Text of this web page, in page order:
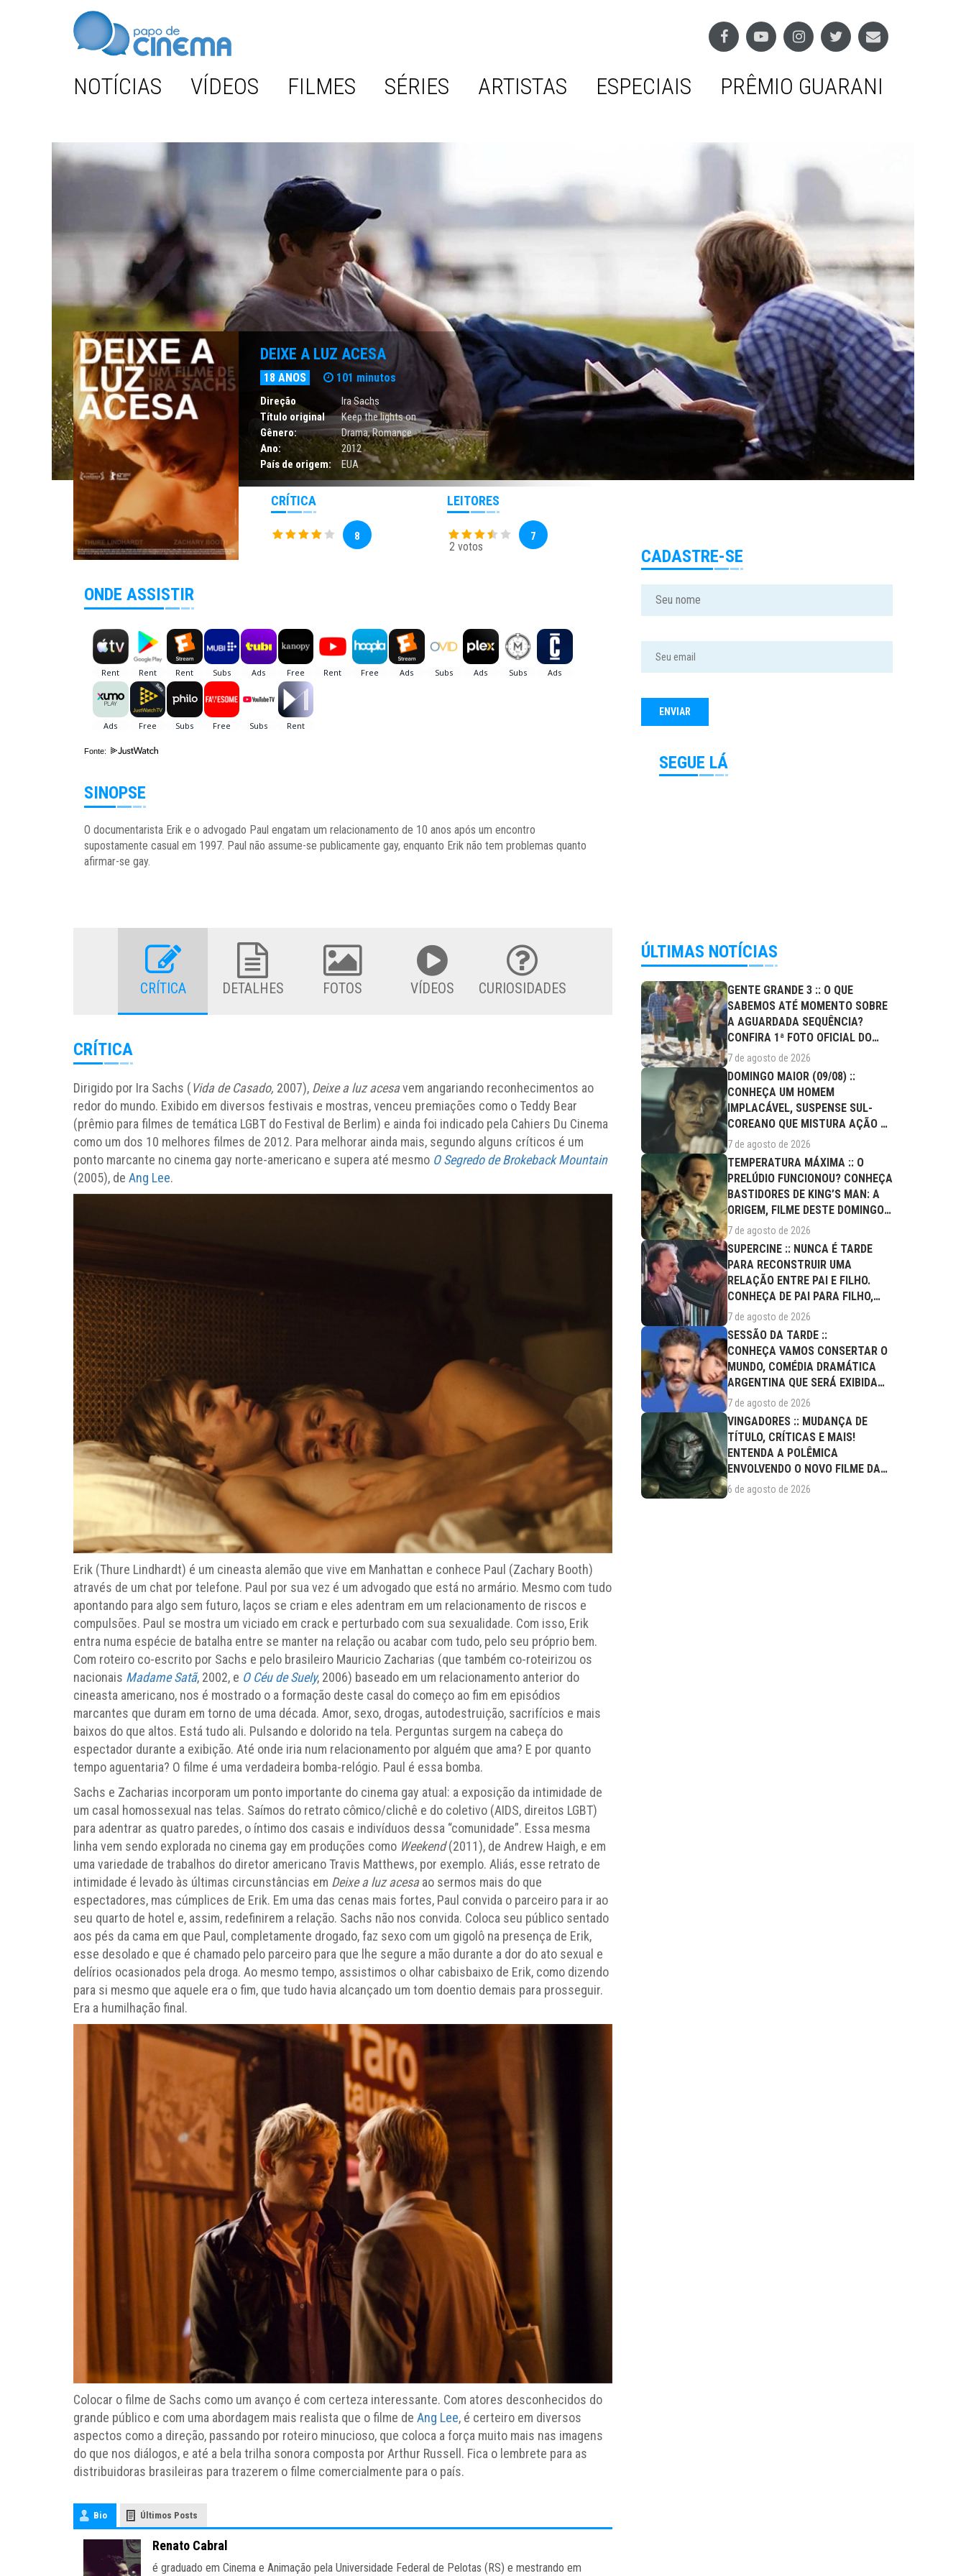
NOTÍCIAS VÍDEOS FILMES SÉRIES ARTISTAS ESPECIAIS PRÊMIO GUARANI
DEIXE A LUZ ACESA
18 ANOS 101 minutos
Direção
Ira Sachs
Título original
Keep the lights on
Gênero:
Drama,Romance
Ano:
2012
País de origem:
EUA
CRÍTICA
8
LEITORES
2 votos
7
ONDE ASSISTIR
Fonte:
SINOPSE
O documentarista Erik e o advogado Paul engatam um relacionamento de 10 anos após um encontro
supostamente casual em 1997. Paul não assume-se publicamente gay, enquanto Erik não tem problemas quanto
afirmar-se gay.
CRÍTICA DETALHES FOTOS VÍDEOS CURIOSIDADES
CRÍTICA
Dirigido por Ira Sachs (Vida de Casado, 2007), Deixe a luz acesavem angariando reconhecimentos ao
redor do mundo. Exibido em diversos festivais e mostras, venceu premiações como o Teddy Bear
(prêmio para filmes de temática LGBT do Festival de Berlim) e ainda foi indicado pela Cahiers Du Cinema
como um dos 10 melhores filmes de 2012. Para melhorar ainda mais, segundo alguns críticos é um
ponto marcante no cinema gay norte-americano e supera até mesmo O Segredo de Brokeback Mountain
(2005), de Ang Lee.
Erik (Thure Lindhardt) é um cineasta alemão que vive em Manhattan e conhece Paul (Zachary Booth)
através de um chat por telefone. Paul por sua vez é um advogado que está no armário. Mesmo com tudo
apontando para algo sem futuro, laços se criam e eles adentram em um relacionamento de riscos e
compulsões. Paul se mostra um viciado em crack e perturbado com sua sexualidade. Com isso, Erik
entra numa espécie de batalha entre se manter na relação ou acabar com tudo, pelo seu próprio bem.
Com roteiro co-escrito por Sachs e pelo brasileiro Mauricio Zacharias (que também co-roteirizou os
nacionais Madame Satã, 2002, e O Céu de Suely, 2006) baseado em um relacionamento anterior do
cineasta americano, nos é mostrado o a formação deste casal do começo ao fim em episódios
marcantes que duram em torno de uma década. Amor, sexo, drogas, autodestruição, sacrifícios e mais
baixos do que altos. Está tudo ali. Pulsando e dolorido na tela. Perguntas surgem na cabeça do
espectador durante a exibição. Até onde iria num relacionamento por alguém que ama? E por quanto
tempo aguentaria? O filme é uma verdadeira bomba-relógio. Paul é essa bomba.
Sachs e Zacharias incorporam um ponto importante do cinema gay atual: a exposição da intimidade de
um casal homossexual nas telas. Saímos do retrato cômico/clichê e do coletivo (AIDS, direitos LGBT)
para adentrar as quatro paredes, o íntimo dos casais e indivíduos dessa “comunidade”. Essa mesma
linha vem sendo explorada no cinema gay em produções como Weekend(2011), de Andrew Haigh, e em
uma variedade de trabalhos do diretor americano Travis Matthews, por exemplo. Aliás, esse retrato de
intimidade é levado às últimas circunstâncias em Deixe a luz acesaao sermos mais do que
espectadores, mas cúmplices de Erik. Em uma das cenas mais fortes, Paul convida o parceiro para ir ao
seu quarto de hotel e, assim, redefinirem a relação. Sachs não nos convida. Coloca seu público sentado
aos pés da cama em que Paul, completamente drogado, faz sexo com um gigolô na presença de Erik,
esse desolado e que é chamado pelo parceiro para que lhe segure a mão durante a dor do ato sexual e
delírios ocasionados pela droga. Ao mesmo tempo, assistimos o olhar cabisbaixo de Erik, como dizendo
para si mesmo que aquele era o fim, que tudo havia alcançado um tom doentio demais para prosseguir.
Era a humilhação final.
Colocar o filme de Sachs como um avanço é com certeza interessante. Com atores desconhecidos do
grande público e com uma abordagem mais realista que o filme de Ang Lee, é certeiro em diversos
aspectos como a direção, passando por roteiro minucioso, que coloca a força muito mais nas imagens
do que nos diálogos, e até a bela trilha sonora composta por Arthur Russell. Fica o lembrete para as
distribuidoras brasileiras para trazerem o filme comercialmente para o país.
Bio Últimos Posts
Renato Cabral
é graduado em Cinema e Animação pela Universidade Federal de Pelotas (RS) e mestrando em
CADASTRE-SE
SEGUE LÁ
ÚLTIMAS NOTÍCIAS
GENTE GRANDE 3 :: O QUE
SABEMOS ATÉ MOMENTO SOBRE
A AGUARDADA SEQUÊNCIA?
CONFIRA 1ª FOTO OFICIAL DO
ELENCO!
7 de agosto de 2026
DOMINGO MAIOR (09/08) ::
CONHEÇA UM HOMEM
IMPLACÁVEL, SUSPENSE SUL-
COREANO QUE MISTURA AÇÃO E
DRAMA FAMILIAR
7 de agosto de 2026
TEMPERATURA MÁXIMA :: O
PRELÚDIO FUNCIONOU? CONHEÇA
BASTIDORES DE KING’S MAN: A
ORIGEM, FILME DESTE DOMINGO
(09/08)
7 de agosto de 2026
SUPERCINE :: NUNCA É TARDE
PARA RECONSTRUIR UMA
RELAÇÃO ENTRE PAI E FILHO.
CONHEÇA DE PAI PARA FILHO,
FILME DESTE...
7 de agosto de 2026
SESSÃO DA TARDE ::
CONHEÇA VAMOS CONSERTAR O
MUNDO, COMÉDIA DRAMÁTICA
ARGENTINA QUE SERÁ EXIBIDA
NESTA SEXTA (07/08)
7 de agosto de 2026
VINGADORES :: MUDANÇA DE
TÍTULO, CRÍTICAS E MAIS!
ENTENDA A POLÊMICA
ENVOLVENDO O NOVO FILME DA
MARVEL
6 de agosto de 2026